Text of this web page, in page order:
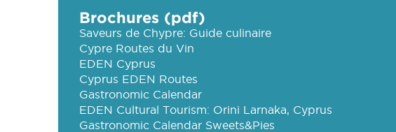
Brochures (pdf)
Saveurs de Chypre: Guide culinaire
Cypre Routes du Vin
EDEN Cyprus
Cyprus EDEN Routes
Gastronomic Calendar
EDEN Cultural Tourism: Orini Larnaka, Cyprus
Gastronomic Calendar Sweets&Pies